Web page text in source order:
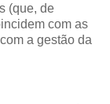
(que, de
com as
a gestão da